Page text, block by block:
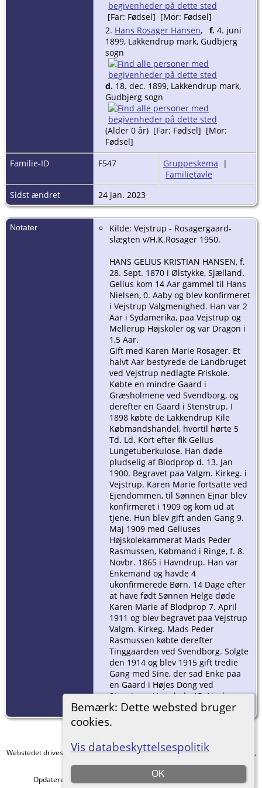
Bemærk: Dette websted bruger
cookies.
Vis databeskyttelsespolitik
OK
[Far: Fødsel] [Mor: Fødsel]
2. Hans Rosager Hansen, f. 4. juni
1899, Lakkendrup mark, Gudbjerg
sogn
d. 18. dec. 1899, Lakkendrup mark,
Gudbjerg sogn
(Alder 0 år) [Far: Fødsel] [Mor:
Fødsel]
Familie-ID
F547 Gruppeskema |
Familietavle
Sidst ændret
24 jan. 2023
Notater
Kilde: Vejstrup - Rosagergaard-
slægten v/H.K.Rosager 1950.
HANS GELIUS KRISTIAN HANSEN, f.
28. Sept. 1870 i Ølstykke, Sjælland.
Gelius kom 14 Aar gammel til Hans
Nielsen, 0. Aaby og blev konfirmeret
i Vejstrup Valgmenighed. Han var 2
Aar i Sydamerika, paa Vejstrup og
Mellerup Højskoler og var Dragon i
1,5 Aar.
Gift med Karen Marie Rosager. Et
halvt Aar bestyrede de Landbruget
ved Vejstrup nedlagte Friskole.
Købte en mindre Gaard i
Græsholmene ved Svendborg, og
derefter en Gaard i Stenstrup. I
1898 købte de Lakkendrup Kile
Købmandshandel, hvortil hørte 5
Td. Ld. Kort efter fik Gelius
Lungetuberkulose. Han døde
pludselig af Blodprop d. 13. Jan
1900. Begravet paa Valgm. Kirkeg. i
Vejstrup. Karen Marie fortsatte ved
Ejendommen, til Sønnen Ejnar blev
konfirmeret i 1909 og kom ud at
tjene. Hun blev gift anden Gang 9.
Maj 1909 med Geliuses
Højskolekammerat Mads Peder
Rasmussen, Købmand i Ringe, f. 8.
Novbr. 1865 i Havndrup. Han var
Enkemand og havde 4
ukonfirmerede Børn. 14 Dage efter
at have født Sønnen Helge døde
Karen Marie af Blodprop 7. April
1911 og blev begravet paa Vejstrup
Valgm. Kirkeg. Mads Peder
Rasmussen købte derefter
Tinggaarden ved Svendborg. Solgte
den 1914 og blev 1915 gift tredie
Gang med Sine, der sad Enke paa
en Gaard i Højes Dong ved
Stenstrup. Han døde 15. Novbr.
1938 og blev begravet i Ringe.
Webstedet drives afThe Next Generation of Genealogy Sitebuilding
v. 15.0.4,
Opdateres af
EU-persondataforordningen